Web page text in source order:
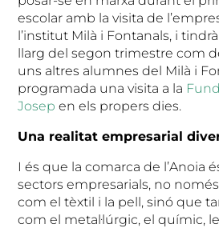
escolar amb la visita de
l’institut Milà i Fontanals, i
llarg del segon trimestre com
uns altres alumnes del Milà i
programada una visita a la
Josep en els propers dies.
Una realitat empresarial
I és que la comarca de l’Anoia
sectors empresarials, no
com el tèxtil i la pell, sinó que
com el metal·lúrgic, el químic,